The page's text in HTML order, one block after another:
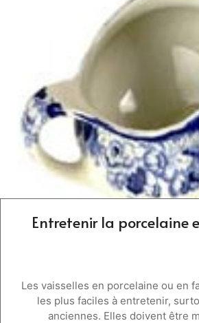
Entretenir la porcelaine
Les vaisselles en porcelaine ou en
les plus faciles à entretenir,
anciennes. Elles doivent être